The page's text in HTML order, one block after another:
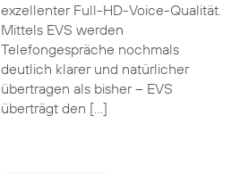
exzellenter Full-HD-Voice-Qualität.
Mittels EVS werden
Telefongespräche nochmals
deutlich klarer und natürlicher
übertragen als bisher – EVS
überträgt den […]